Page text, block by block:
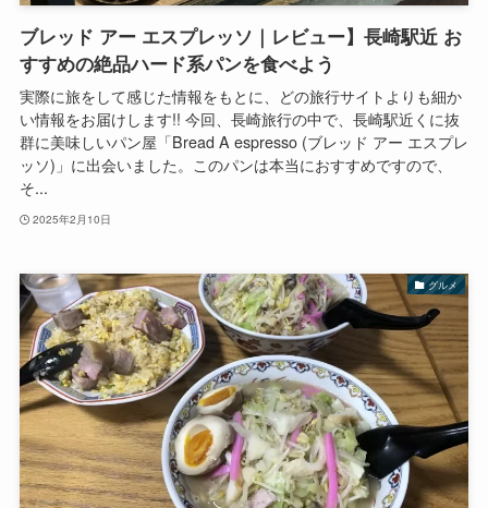
ブレッド アー エスプレッソ｜レビュー】長崎駅近 お
すすめの絶品ハード系パンを食べよう
実際に旅をして感じた情報をもとに、どの旅行サイトよりも細か
い情報をお届けします!! 今回、長崎旅行の中で、長崎駅近くに抜
群に美味しいパン屋「Bread A espresso (ブレッド アー エスプレ
ッソ)」に出会いました。このパンは本当におすすめですので、
そ...
2025年2月10日
グルメ